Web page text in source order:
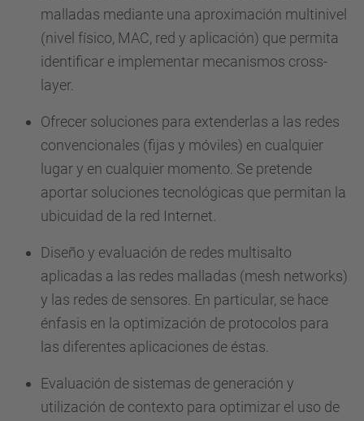
malladas mediante una aproximación multinivel
(nivel físico, MAC, red y aplicación) que permita
identificar e implementar mecanismos cross-
layer.
Ofrecer soluciones para extenderlas a las redes
convencionales (fijas y móviles) en cualquier
lugar y en cualquier momento. Se pretende
aportar soluciones tecnológicas que permitan la
ubicuidad de la red Internet.
Diseño y evaluación de redes multisalto
aplicadas a las redes malladas (mesh networks)
y las redes de sensores. En particular, se hace
énfasis en la optimización de protocolos para
las diferentes aplicaciones de éstas.
Evaluación de sistemas de generación y
utilización de contexto para optimizar el uso de